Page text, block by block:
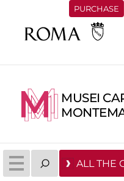
PURCHASE
MUSEI
ALL THE